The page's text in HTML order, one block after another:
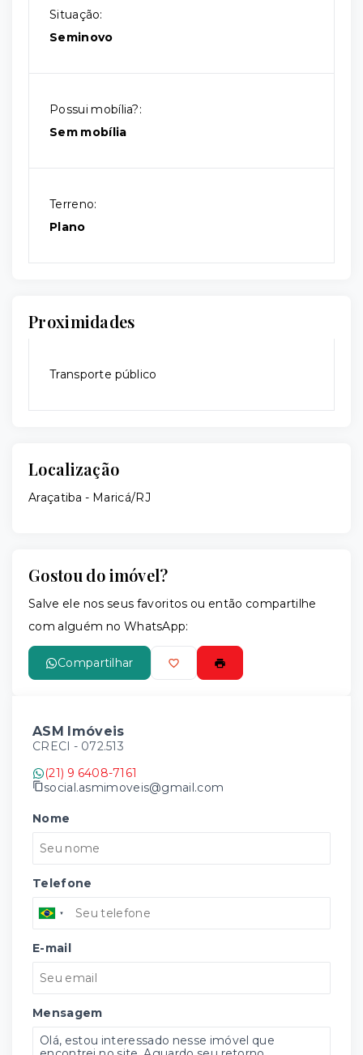
Situação:
Seminovo
Possui mobília?:
Sem mobília
Terreno:
Plano
Proximidades
Transporte público
Localização
Araçatiba - Maricá/RJ
Gostou do imóvel?
Salve ele nos seus favoritos ou então compartilhe
com alguém no WhatsApp:
Compartilhar
ASM Imóveis
CRECI - 072.513
(21) 9 6408-7161
social.asmimoveis@gmail.com
Nome
Telefone
E-mail
Mensagem